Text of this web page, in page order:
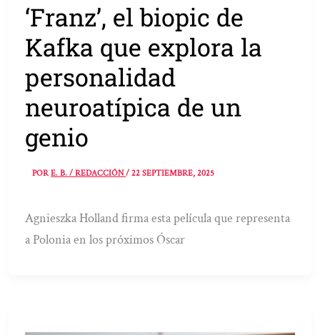
‘Franz’, el biopic de
Kafka que explora la
personalidad
neuroatípica de un
genio
PORE. B. / REDACCIÓN/22 SEPTIEMBRE, 2025
Agnieszka Holland firma esta película que representa
a Polonia en los próximos Óscar